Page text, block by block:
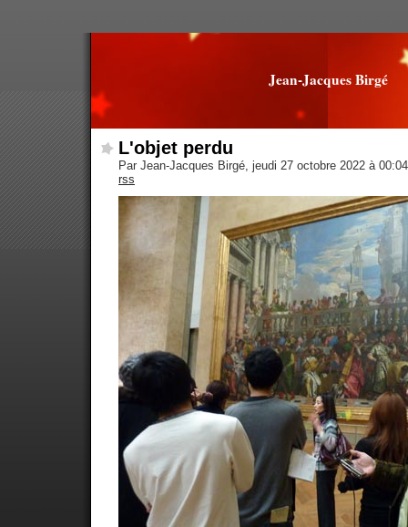
Jean-Jacques Birgé
L'objet perdu
Par Jean-Jacques Birgé, jeudi 27 octobre 2022 à
rss